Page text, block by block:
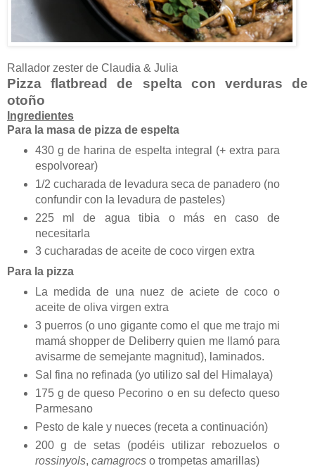
Rallador zester de Claudia & Julia
Pizza flatbread de spelta con verduras de
otoño
Ingredientes
Para la masa de pizza de espelta
430 g de harina de espelta integral (+ extra para
espolvorear)
1/2 cucharada de levadura seca de panadero (no
confundir con la levadura de pasteles)
225 ml de agua tibia o más en caso de
necesitarla
3 cucharadas de aceite de coco virgen extra
Para la pizza
La medida de una nuez de aciete de coco o
aceite de oliva virgen extra
3 puerros (o uno gigante como el que me trajo mi
mamá shopper de Deliberry quien me llamó para
avisarme de semejante magnitud), laminados.
Sal fina no refinada (yo utilizo sal del Himalaya)
175 g de queso Pecorino o en su defecto queso
Parmesano
Pesto de kale y nueces (receta a continuación)
200 g de setas (podéis utilizar rebozuelos o
rossinyols, camagrocso trompetas amarillas)